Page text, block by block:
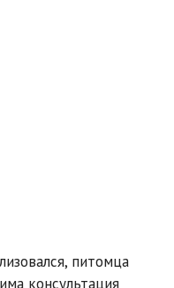
питомца
консультация